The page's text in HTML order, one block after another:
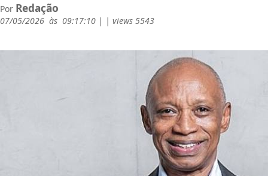
Por Redação
07/05/2026 às 09:17:10 | | views 5543